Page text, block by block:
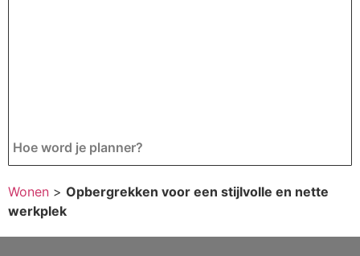
Hoe word je planner?
Wonen > Opbergrekken voor een stijlvolle en nette
werkplek